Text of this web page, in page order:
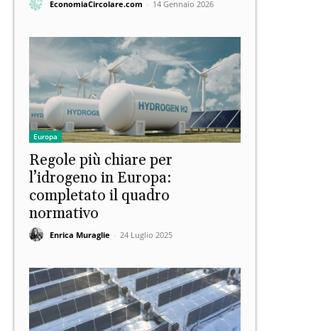
EconomiaCircolare.com - 14 Gennaio 2026
Europa
Regole più chiare per
l’idrogeno in Europa:
completato il quadro
normativo
Enrica Muraglie - 24 Luglio 2025